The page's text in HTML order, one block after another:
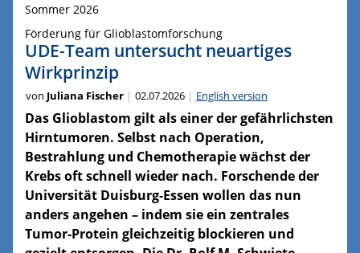
Sommer 2026
Förderung für Glioblastomforschung
UDE-Team untersucht neuartiges
Wirkprinzip
von Juliana Fischer 02.07.2026 English version
Das Glioblastom gilt als einer der gefährlichsten
Hirntumoren. Selbst nach Operation,
Bestrahlung und Chemotherapie wächst der
Krebs oft schnell wieder nach. Forschende der
Universität Duisburg-Essen wollen das nun
anders angehen – indem sie ein zentrales
Tumor-Protein gleichzeitig blockieren und